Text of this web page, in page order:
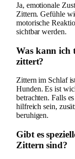
Ja, emotionale
Zittern. Gefühle
motorische
sichtbar werden.
Was kann ich
zittert?
Zittern im Schlaf
Hunden. Es ist
betrachten. Falls
hilfreich sein,
beruhigen.
Gibt es
Zittern sind?